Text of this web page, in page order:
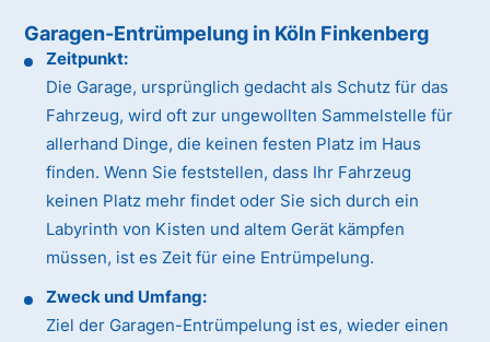
Garagen-Entrümpelung in Köln Finkenberg
Zeitpunkt:
Die Garage, ursprünglich gedacht als Schutz für das
Fahrzeug, wird oft zur ungewollten Sammelstelle für
allerhand Dinge, die keinen festen Platz im Haus
finden. Wenn Sie feststellen, dass Ihr Fahrzeug
keinen Platz mehr findet oder Sie sich durch ein
Labyrinth von Kisten und altem Gerät kämpfen
müssen, ist es Zeit für eine Entrümpelung.
Zweck und Umfang:
Ziel der Garagen-Entrümpelung ist es, wieder einen